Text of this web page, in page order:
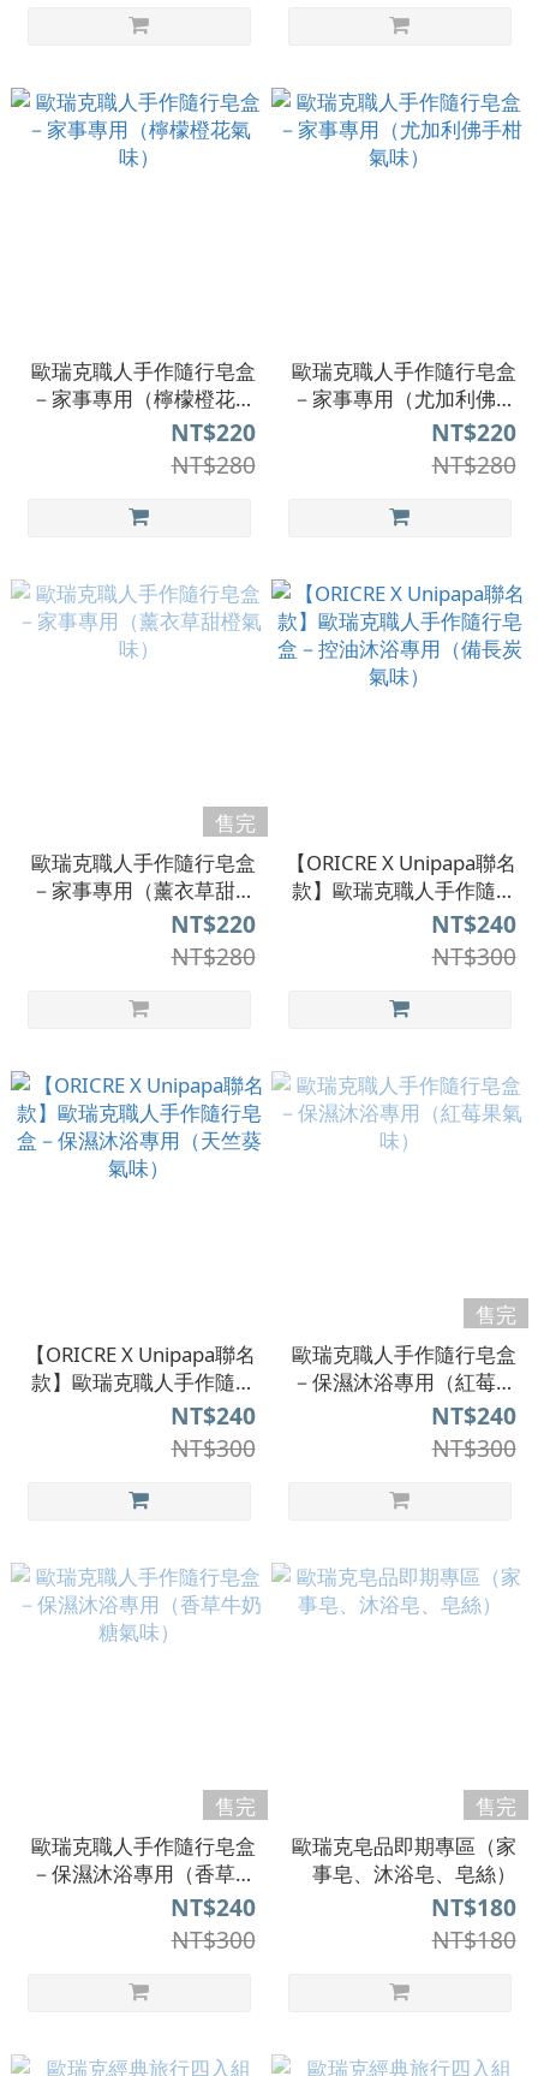
歐瑞克職人手作隨行皂盒
－家事專用（檸檬橙花氣
味）
NT$220
NT$280
歐瑞克職人手作隨行皂盒
－家事專用（尤加利佛手
柑氣味）
NT$220
NT$280
售完
歐瑞克職人手作隨行皂盒
－家事專用（薰衣草甜橙
氣味）
NT$220
NT$280
【ORICRE X Unipapa聯名
款】歐瑞克職人手作隨行
皂盒－控油沐浴專用（備
長炭氣味）
NT$240
NT$300
【ORICRE X Unipapa聯名
款】歐瑞克職人手作隨行
皂盒－保濕沐浴專用（天
竺葵氣味）
NT$240
NT$300
售完
歐瑞克職人手作隨行皂盒
－保濕沐浴專用（紅莓果
氣味）
NT$240
NT$300
售完
歐瑞克職人手作隨行皂盒
－保濕沐浴專用（香草牛
奶糖氣味）
NT$240
NT$300
售完
歐瑞克皂品即期專區（家
事皂、沐浴皂、皂絲）
NT$180
NT$180